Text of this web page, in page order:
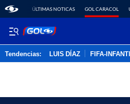
ÚLTIMAS NOTICAS GOL CARACOL
Tendencias: LUIS DÍAZ FIFA-